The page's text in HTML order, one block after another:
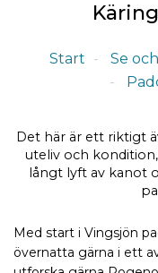
Start Se
Det här är ett riktigt
uteliv och
långt lyft av kanot
Med start i Vingsjön
övernatta gärna i ett